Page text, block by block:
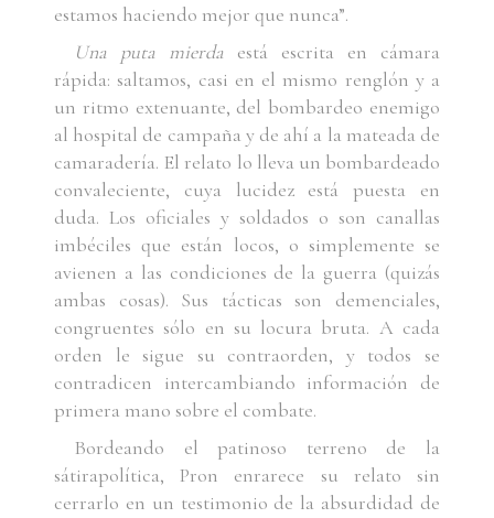
estamos haciendo mejor que nunca”.
Una puta mierda está escrita en cámara
rápida: saltamos, casi en el mismo renglón y a
un ritmo extenuante, del bombardeo enemigo
al hospital de campaña y de ahí a la mateada de
camaradería. El relato lo lleva un bombardeado
convaleciente, cuya lucidez está puesta en
duda. Los oficiales y soldados o son canallas
imbéciles que están locos, o simplemente se
avienen a las condiciones de la guerra (quizás
ambas cosas). Sus tácticas son demenciales,
congruentes sólo en su locura bruta. A cada
orden le sigue su contraorden, y todos se
contradicen intercambiando información de
primera mano sobre el combate.
Bordeando el patinoso terreno de la
sátirapolítica, Pron enrarece su relato sin
cerrarlo en un testimonio de la absurdidad de